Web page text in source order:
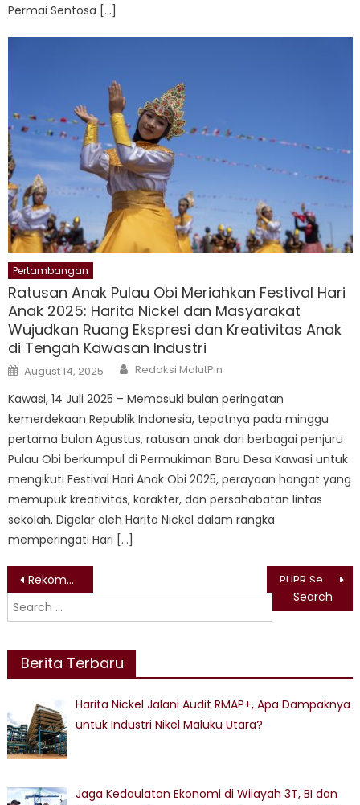
Permai Sentosa […]
Pertambangan
Ratusan Anak Pulau Obi Meriahkan Festival Hari
Anak 2025: Harita Nickel dan Masyarakat
Wujudkan Ruang Ekspresi dan Kreativitas Anak
di Tengah Kawasan Industri
Posted
on
August 14, 2025 Author
Redaksi MalutPin
Kawasi, 14 Juli 2025 – Memasuki bulan peringatan
kemerdekaan Republik Indonesia, tepatnya pada minggu
pertama bulan Agustus, ratusan anak dari berbagai penjuru
Pulau Obi berkumpul di Permukiman Baru Desa Kawasi untuk
mengikuti Festival Hari Anak Obi 2025, perayaan hangat yang
memupuk kreativitas, karakter, dan persahabatan lintas
sekolah. Digelar oleh Harita Nickel dalam rangka
memperingati Hari […]
Post
navigation
Rekomendasi Ekspor Nikel diraih oleh Harita Group
Search
for:
Berita Terbaru
Harita Nickel Jalani Audit RMAP+, Apa Dampaknya
untuk Industri Nikel Maluku Utara?
Jaga Kedaulatan Ekonomi di Wilayah 3T, BI dan